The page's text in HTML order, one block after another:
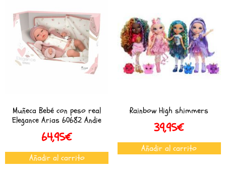
Muñeca Bebé con peso real
Elegance Arias 60682 Andie
64,95€
Añadir al carrito
Rainbow High shimmers
39,95€
Añadir al carrito